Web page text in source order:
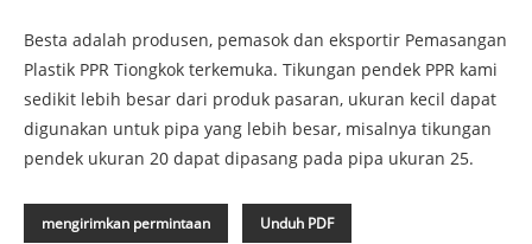
Besta adalah produsen, pemasok dan eksportir Pemasangan
Plastik PPR Tiongkok terkemuka. Tikungan pendek PPR kami
sedikit lebih besar dari produk pasaran, ukuran kecil dapat
digunakan untuk pipa yang lebih besar, misalnya tikungan
pendek ukuran 20 dapat dipasang pada pipa ukuran 25.
mengirimkan permintaan Unduh PDF